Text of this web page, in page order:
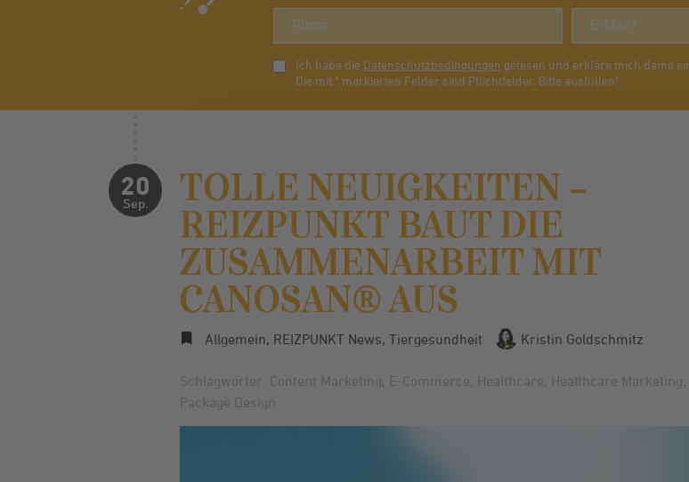
Ich habe die Datenschutzbedingungen gelesen und erkläre mich damit
Die mit * markierten Felder sind Pflichtfelder. Bitte ausfüllen!
20
Sep.
TOLLE NEUIGKEITEN –
REIZPUNKT BAUT DIE
ZUSAMMENARBEIT MIT
CANOSAN® AUS
Allgemein, REIZPUNKT News, Tiergesundheit Kristin Goldschmitz
Schlagwörter: Content Marketing E-Commerce Healthcare Healthcare Marketing
Package Design